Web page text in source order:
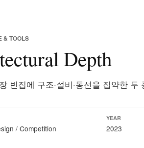
& TOOLS
Depth
빈집에 구조·설비·동선을 집약한
/ Competition
YEAR
2023